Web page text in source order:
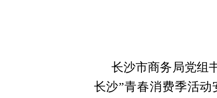
长沙市商务局党组
长沙”青春消费季活